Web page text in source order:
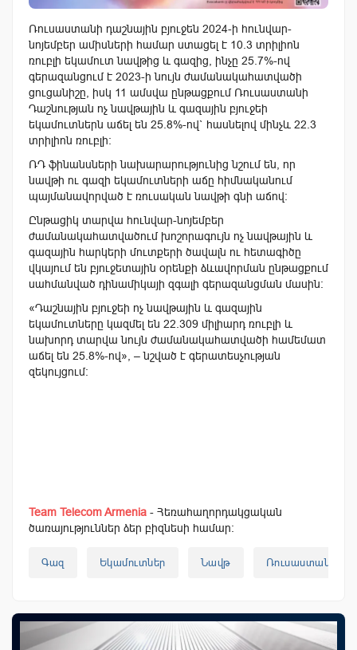
Ռուսաստանի դաշնային բյուջեն 2024-ի հունվար-
նոյեմբեր ամիսների համար ստացել է 10.3 տրիլիոն
ռուբլի եկամուտ նավթից և գազից, ինչը 25.7%-ով
գերազանցում է 2023-ի նույն ժամանակահատվածի
ցուցանիշը, իսկ 11 ամսվա ընթացքում Ռուսաստանի
Դաշնության ոչ նավթային և գազային բյուջեի
եկամուտներն աճել են 25.8%-ով` հասնելով մինչև 22.3
տրիլիոն ռուբլի:
ՌԴ ֆինանսների նախարարությունից նշում են, որ
նավթի ու գազի եկամուտների աճը հիմնականում
պայմանավորված է ռուսական նավթի գնի աճով:
Ընթացիկ տարվա հունվար-նոյեմբեր
ժամանակահատվածում խոշորագույն ոչ նավթային և
գազային հարկերի մուտքերի ծավալն ու հետագիծը
վկայում են բյուջետային օրենքի ձևավորման ընթացքում
սահմանված դինամիկայի զգալի գերազանցման մասին:
«Դաշնային բյուջեի ոչ նավթային և գազային
եկամուտները կազմել են 22.309 միլիարդ ռուբլի և
նախորդ տարվա նույն ժամանակահատվածի համեմատ
աճել են 25.8%-ով», – նշված է գերատեսչության
զեկույցում:
Team Telecom Armenia - Հեռահաղորդակցական
ծառայություններ ձեր բիզնեսի համար:
Գազ Եկամուտներ Նավթ Ռուսաստան